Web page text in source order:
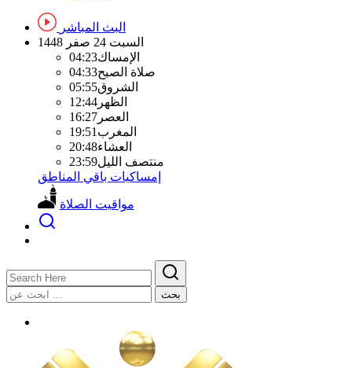
البث المباشر
السبت 24 صفر 1448
الإمساك04:23
صلاة الصبح04:33
الشروق05:55
الظهر 12:44
العصر 16:27
المغرب 19:51
العشاء20:48
منتصف الليل23:59
إمساكيات باقي المناطق
مواقيت الصلاة
بحث